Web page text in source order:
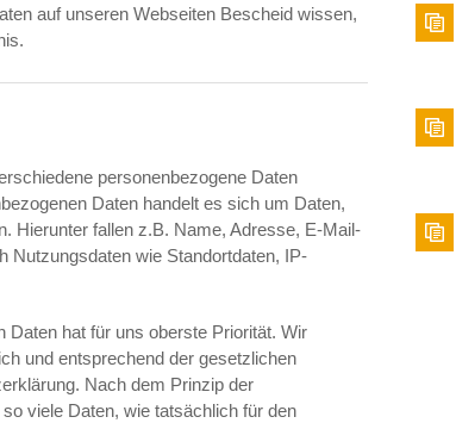
auf unseren Webseiten Bescheid wissen,
personenbezogene Daten
Daten handelt es sich um Daten,
Hierunter fallen z.B. Name, Adresse, E-Mail-
Nutzungsdaten wie Standortdaten, IP-
Daten hat für uns oberste Priorität. Wir
und entsprechend der gesetzlichen
Nach dem Prinzip der
viele Daten, wie tatsächlich für den